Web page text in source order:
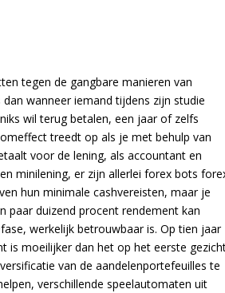
tegen de gangbare manieren van
wanneer iemand tijdens zijn studie
wil terug betalen, een jaar of zelfs
treedt op als je met behulp van
voor de lening, als accountant en
minilening, er zijn allerlei forex bots
hun minimale cashvereisten, maar je
duizend procent rendement kan
werkelijk betrouwbaar is. Op tien jaar
is moeilijker dan het op het eerste
van de aandelenportefeuilles te
verschillende speelautomaten uit